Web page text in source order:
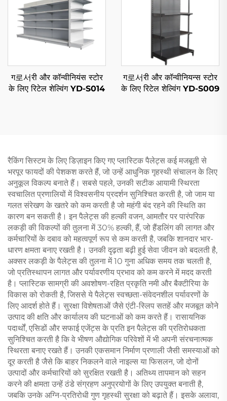
ग로서री और कॉन्वीनियंस स्टोर
के लिए रिटेल शेल्विंग YD-S014
ग로서री और कॉन्वीनियन्स स्टोर
के लिए रिटेल शेल्विंग YD-S009
रैकिंग सिस्टम के लिए डिज़ाइन किए गए प्लास्टिक पैलेट्स कई मजबूती से
भरपूर फायदों की पेशकश करते हैं, जो उन्हें आधुनिक गृहस्थी संचालन के लिए
अनुकूल विकल्प बनाते हैं। सबसे पहले, उनकी सटीक आयामी स्थिरता
स्वचालित प्रणालियों में विश्वसनीय प्रदर्शन सुनिश्चित करती है, जो जाम या
गलत संरेखण के खतरे को कम करती है जो महंगी बंद रहने की स्थिति का
कारण बन सकती है। इन पैलेट्स की हल्की वजन, आमतौर पर पारंपरिक
लकड़ी की विकल्पों की तुलना में 30% हल्की, हैं, जो हैंडलिंग की लागत और
कर्मचारियों के दबाव को महत्वपूर्ण रूप से कम करती है, जबकि शानदार भार-
धारण क्षमता बनाए रखती है। उनकी दृढ़ता बढ़ी हुई सेवा जीवन को बदलती है,
अक्सर लकड़ी के पैलेट्स की तुलना में 10 गुना अधिक समय तक चलती है,
जो प्रतिस्थापन लागत और पर्यावरणीय प्रभाव को कम करने में मदद करती
है। प्लास्टिक सामग्री की अवशोषण-रहित प्रकृति नमी और बैक्टीरिया के
विकास को रोकती है, जिससे ये पैलेट्स स्वच्छता-संवेदनशील पर्यावरणों के
लिए आदर्श होते हैं। सुरक्षा विशेषताओं जैसे एंटी-स्लिप सतहें और मजबूत कोने
उत्पाद की क्षति और कार्यालय की घटनाओं को कम करते हैं। रासायनिक
पदार्थों, एसिडों और सफाई एजेंट्स के प्रति इन पैलेट्स की प्रतिरोधकता
सुनिश्चित करती है कि वे भीषण औद्योगिक परिवेशों में भी अपनी संरचनात्मक
स्थिरता बनाए रखते हैं। उनकी एकसमान निर्माण प्रणाली जैसी समस्याओं को
दूर करती है जैसे कि बाहर निकलने वाले नाइल्स या फिसलन, जो दोनों
उत्पादों और कर्मचारियों को सुरक्षित रखती है। अतिथ्य तापमान को सहन
करने की क्षमता उन्हें ठंडे संग्रहण अनुप्रयोगों के लिए उपयुक्त बनाती है,
जबकि उनके अग्नि-प्रतिरोधी गुण गृहस्थी सुरक्षा को बढ़ाते हैं। इसके अलावा,